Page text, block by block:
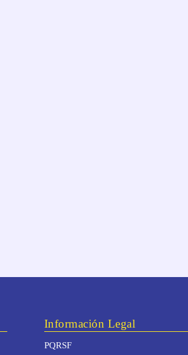
Información Legal
PQRSF